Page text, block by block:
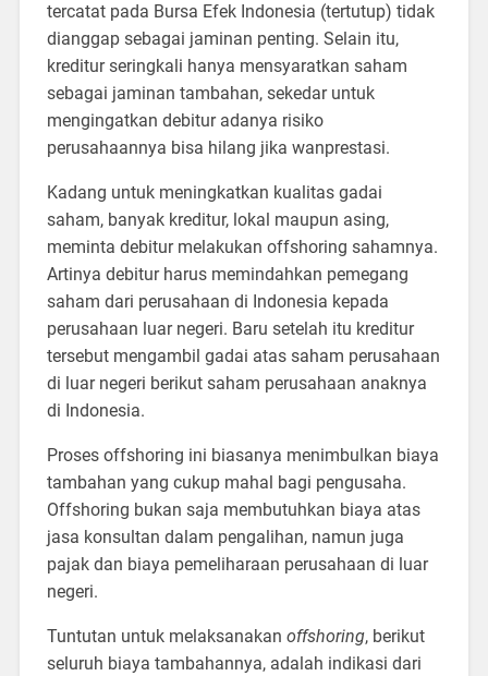
tercatat pada Bursa Efek Indonesia (tertutup) tidak
dianggap sebagai jaminan penting. Selain itu,
kreditur seringkali hanya mensyaratkan saham
sebagai jaminan tambahan, sekedar untuk
mengingatkan debitur adanya risiko
perusahaannya bisa hilang jika wanprestasi.
Kadang untuk meningkatkan kualitas gadai
saham, banyak kreditur, lokal maupun asing,
meminta debitur melakukan offshoring sahamnya.
Artinya debitur harus memindahkan pemegang
saham dari perusahaan di Indonesia kepada
perusahaan luar negeri. Baru setelah itu kreditur
tersebut mengambil gadai atas saham perusahaan
di luar negeri berikut saham perusahaan anaknya
di Indonesia.
Proses offshoring ini biasanya menimbulkan biaya
tambahan yang cukup mahal bagi pengusaha.
Offshoring bukan saja membutuhkan biaya atas
jasa konsultan dalam pengalihan, namun juga
pajak dan biaya pemeliharaan perusahaan di luar
negeri.
Tuntutan untuk melaksanakan offshoring, berikut
seluruh biaya tambahannya, adalah indikasi dari